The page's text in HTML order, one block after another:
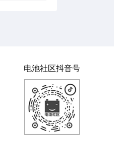
电池社区抖音号